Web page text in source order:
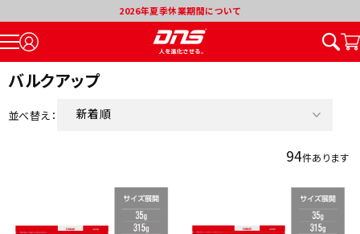
2026年夏季休業期間について
バルクアップ
並べ替え：
新着順
割引率が高い順
94件あります